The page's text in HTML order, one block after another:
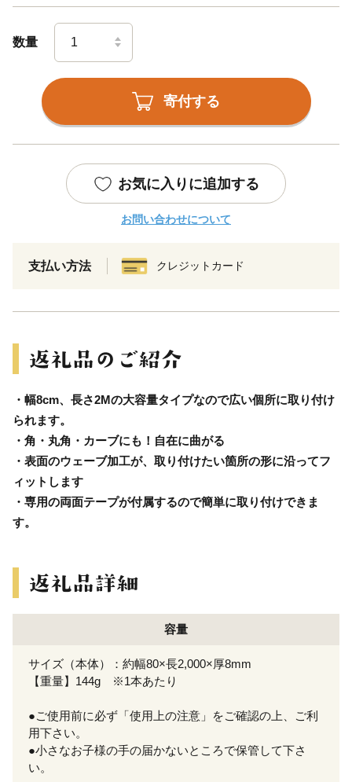
数量
寄付する
お気に入りに追加する
お問い合わせについて
支払い方法 クレジットカード
・幅8cm、長さ2Mの大容量タイプなので広い個所に取り付け
られます。
・角・丸角・カーブにも！自在に曲がる
・表面のウェーブ加工が、取り付けたい箇所の形に沿ってフ
ィットします
・専用の両面テープが付属するので簡単に取り付けできま
す。
容量
サイズ（本体）：約幅80×長2,000×厚8mm
【重量】144g ※1本あたり
●ご使用前に必ず「使用上の注意」をご確認の上、ご利
用下さい。
●小さなお子様の手の届かないところで保管して下さ
い。